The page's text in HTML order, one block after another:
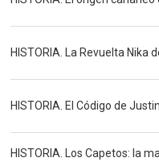
HISTORIA. La Revuelta Nika
HISTORIA. El Código de
HISTORIA. Los Capetos: la